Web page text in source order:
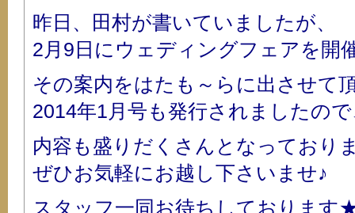
昨日、田村が書いていましたが、
2月9日にウェディングフェアを開
その案内をはたも～らに出させて
2014年1月号も発行されましたの
内容も盛りだくさんとなっており
ぜひお気軽にお越し下さいませ♪
スタッフ一同お待ちしております